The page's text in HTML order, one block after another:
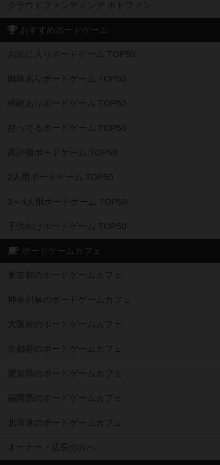
クラウドファンディング ボドファン
おすすめボードゲーム
お気に入りボードゲーム TOP50
興味ありボードゲーム TOP50
経験ありボードゲーム TOP50
持ってるボードゲーム TOP50
高評価ボードゲーム TOP50
2人用ボードゲーム TOP50
3～4人用ボードゲーム TOP50
子供向けボードゲーム TOP50
ボードゲームカフェ
東京都のボードゲームカフェ
神奈川県のボードゲームカフェ
大阪府のボードゲームカフェ
京都府のボードゲームカフェ
愛知県のボードゲームカフェ
福岡県のボードゲームカフェ
北海道のボードゲームカフェ
オーナー・店長の方へ